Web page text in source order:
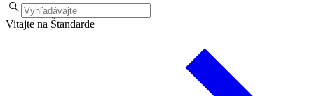
Vitajte na Štandarde